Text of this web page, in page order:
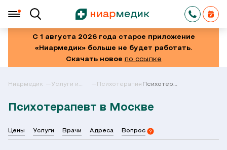
С 1 августа 2026 года старое приложение
«Ниармедик» больше не будет работать.
Скачать новое по ссылке
Ниармедик
Услуги и
Психотерапия Психотерапевт
Психотерапевт в Москве
Цены Услуги Врачи Адреса Вопрос